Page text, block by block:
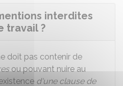
interdites
travail ?
doit pas contenir de
ou pouvant nuire au
d'une clause de